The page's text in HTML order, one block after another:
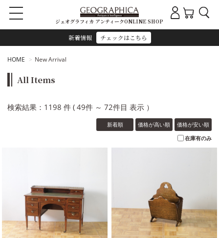
新着情報 チェックはこちら
ジェオグラフィカ アンティークONLINE SHOP
HOME New Arrival
All Items
検索結果：1198 件 ( 49件 ～ 72件目 表示 ）
新着順 価格が高い順
価格が安い順
在庫有のみ